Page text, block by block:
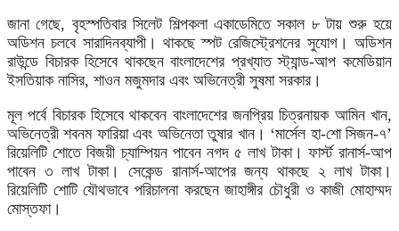
জানা গেছে, বৃহস্পতিবার সিলেট শিল্পকলা একাডেমিতে সকাল ৮ টায় শুরু হয়ে
অডিশন চলবে সারাদিনব্যাপী। থাকছে স্পট রেজিস্ট্রেশনের সুযোগ। অডিশন
রাউন্ডে বিচারক হিসেবে থাকছেন বাংলাদেশের প্রখ্যাত স্ট্যান্ড-আপ কমেডিয়ান
ইসতিয়াক নাসির, শাওন মজুমদার এবং অভিনেত্রী সুষমা সরকার।
মূল পর্বে বিচারক হিসেবে থাকবেন বাংলাদেশের জনপ্রিয় চিত্রনায়ক আমিন খান,
অভিনেত্রী শবনম ফারিয়া এবং অভিনেতা তুষার খান। ‘মার্সেল হা-শো সিজন-৭’
রিয়েলিটি শোতে বিজয়ী চ্যাম্পিয়ন পাবেন নগদ ৫ লাখ টাকা। ফার্স্ট রানার্স-আপ
পাবেন ৩ লাখ টাকা। সেকেন্ড রানার্স-আপের জন্য থাকছে ২ লাখ টাকা।
রিয়েলিটি শোটি যৌথভাবে পরিচালনা করছেন জাহাঙ্গীর চৌধুরী ও কাজী মোহাম্মদ
মোস্তফা।